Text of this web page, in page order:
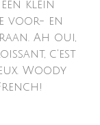
klein
voor- en
Ah oui,
c'est
Woody